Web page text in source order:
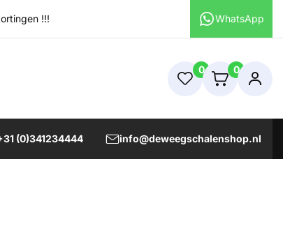
!!! WhatsApp
0 0
(0)341234444 info@deweegschalenshop.nl